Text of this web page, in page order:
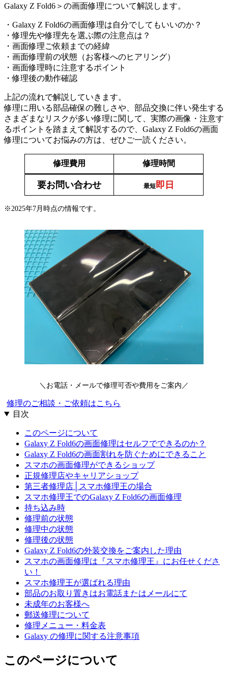
Galaxy Z Fold6＞の画面修理について解説します。
・Galaxy Z Fold6の画面修理は自分でしてもいいのか？
・修理先や修理先を選ぶ際の注意点は？
・画面修理ご依頼までの経緯
・画面修理前の状態（お客様へのヒアリング）
・画面修理時に注意するポイント
・修理後の動作確認
上記の流れで解説していきます。
修理に用いる部品確保の難しさや、部品交換に伴い発生する
さまざまなリスクが多い修理に関して、実際の画像・注意す
るポイントを踏まえて解説するので、Galaxy Z Fold6の画面
修理についてお悩みの方は、ぜひご一読ください。
修理費用 修理時間
要お問い合わせ 最短即日
※2025年7月時点の情報です。
＼お電話・メールで修理可否や費用をご案内／
修理のご相談・ご依頼はこちら
目次
このページについて
Galaxy Z Fold6の画面修理はセルフでできるのか？
Galaxy Z Fold6の画面割れを防ぐためにできること
スマホの画面修理ができるショップ
正規修理店やキャリアショップ
第三者修理店│スマホ修理王の場合
スマホ修理王でのGalaxy Z Fold6の画面修理
持ち込み時
修理前の状態
修理中の状態
修理後の状態
Galaxy Z Fold6の外装交換をご案内した理由
スマホの画面修理は『スマホ修理王』にお任せくださ
い！
スマホ修理王が選ばれる理由
部品のお取り置きはお電話またはメールにて
未成年のお客様へ
郵送修理について
修理メニュー・料金表
Galaxy の修理に関する注意事項
このページについて